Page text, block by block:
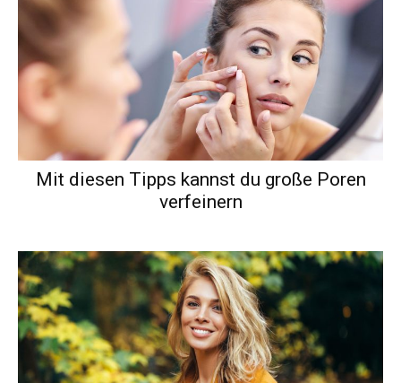
Mit diesen Tipps kannst du große Poren
verfeinern